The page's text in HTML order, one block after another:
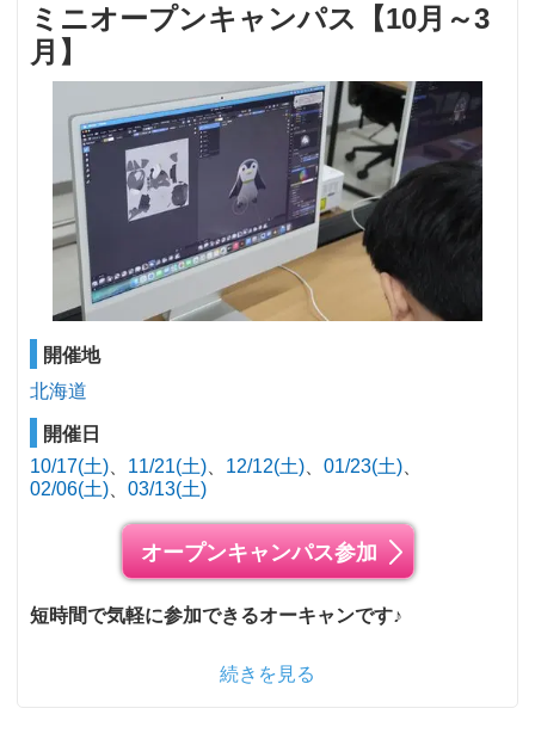
ミニオープンキャンパス【10月～3
月】
開催地
北海道
開催日
10/17(土)
11/21(土) 12/12(土)
01/23(土)
02/06(土)
03/13(土)
オープンキャンパス参加
短時間で気軽に参加できるオーキャンです♪
続きを見る